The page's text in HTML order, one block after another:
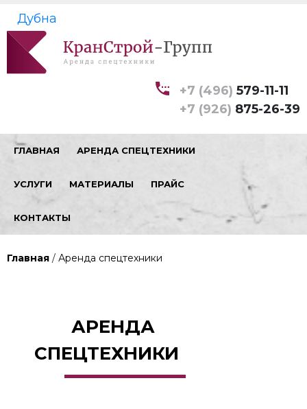
+7 (496) 579-11-11
+7 (926) 875-26-39
Дубна
ГЛАВНАЯ АРЕНДА СПЕЦТЕХНИКИ
УСЛУГИ МАТЕРИАЛЫ ПРАЙС
КОНТАКТЫ
Главная / Аренда спецтехники
АРЕНДА
СПЕЦТЕХНИКИ